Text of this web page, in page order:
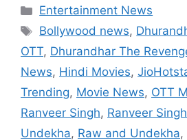
Categories
Entertainment News
Tags
Bollywood news,
OTT, Dhurandhar The
News, Hindi Movies,
Trending, Movie News, OTT
Ranveer Singh, Ranveer
Undekha, Raw and Undekha,